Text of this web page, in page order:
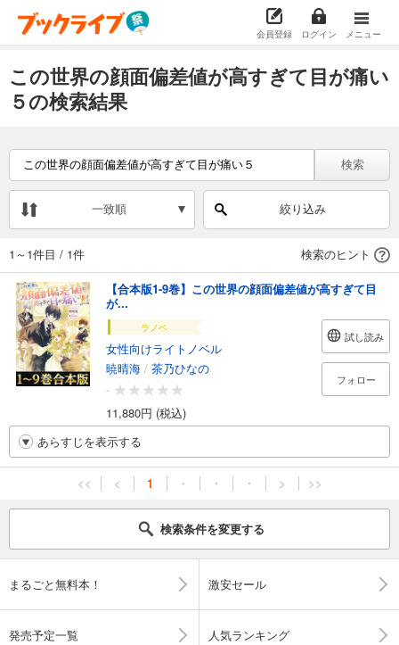
会員登録 ログイン メニュー
この世界の顔面偏差値が高すぎて目が痛い
５の検索結果
検索
一致順 絞り込み
1～1件目 / 1件 検索のヒント
【合本版1-9巻】この世界の顔面偏差値が高すぎて目
が...
ラノベ
女性向けライトノベル
暁晴海 / 茶乃ひなの
-
11,880円 (税込)
試し読み
フォロー
あらすじを表示する
<< < 1 ・ ・ ・ > >>
検索条件を変更する
まるごと無料本！ 激安セール
発売予定一覧 人気ランキング